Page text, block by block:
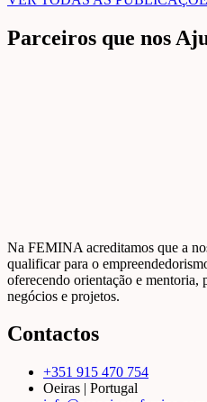
Parceiros que nos
Na FEMINA acreditamos que a
qualificar para o
oferecendo orientação e mentoria,
negócios e projetos.
Contactos
+351 915 470 754
Oeiras | Portugal